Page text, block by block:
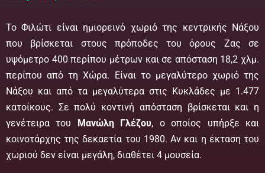
Το Φιλώτι είναι ημιορεινό χωριό της κεντρικής Νάξου
που βρίσκεται στους πρόποδες του όρους Ζας σε
υψόμετρο 400 περίπου μέτρων και σε απόσταση 18,2 χλμ.
περίπου από τη Χώρα. Είναι το μεγαλύτερο χωριό της
Νάξου και από τα μεγαλύτερα στις Κυκλάδες με 1.477
κατοίκους. Σε πολύ κοντινή απόσταση βρίσκεται και η
γενέτειρα του Μανώλη Γλέζου, ο οποίος υπήρξε και
κοινοτάρχης της δεκαετία του 1980. Αν και η έκταση του
χωριού δεν είναι μεγάλη, διαθέτει 4 μουσεία.